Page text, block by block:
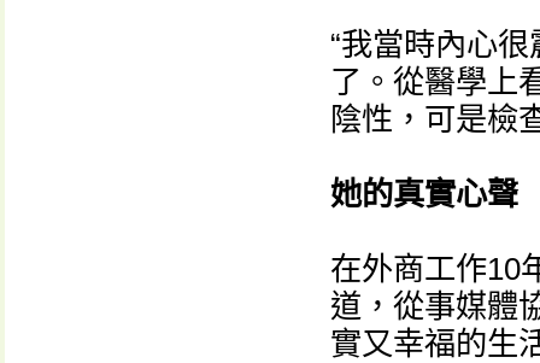
“我當時內心
了。從醫學上
陰性，可是檢
她的真實心聲
在外商工作10
道，從事媒體
實又幸福的生